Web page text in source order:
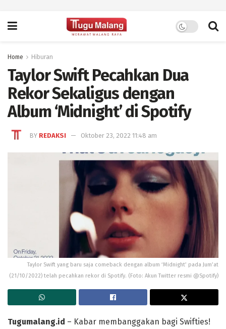
Home Hiburan
Taylor Swift Pecahkan Dua
Rekor Sekaligus dengan
Album ‘Midnight’ di Spotify
BY REDAKSI Oktober 23, 2022 11:48 am
Taylor Swift yang baru saja comeback dengan album ‘Midnight’ pada Jum’at
(21/10/2022) telah pecahkan rekor di Spotify. (Foto: Akun Twitter resmi @Spotify)
Tugumalang.id – Kabar membanggakan bagi Swifties!